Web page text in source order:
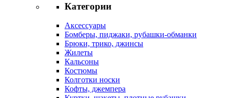
Категории
Аксессуары
Бомберы, пиджаки, рубашки-обманки
Брюки, трико, джинсы
Жилеты
Кальсоны
Костюмы
Колготки носки
Кофты, джемпера